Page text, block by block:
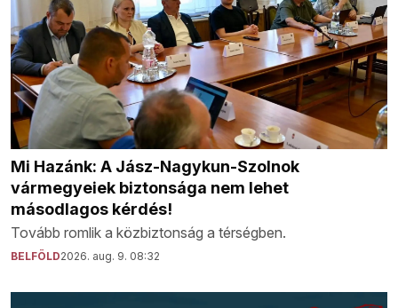
Mi Hazánk: A Jász-Nagykun-Szolnok
vármegyeiek biztonsága nem lehet
másodlagos kérdés!
Tovább romlik a közbiztonság a térségben.
BELFÖLD2026. aug. 9. 08:32